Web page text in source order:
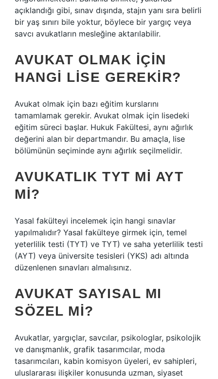
açıklandığı gibi, sınav dışında, stajın yanı sıra belirli
bir yaş sınırı bile yoktur, böylece bir yargıç veya
savcı avukatların mesleğine aktarılabilir.
AVUKAT OLMAK IÇIN
HANGI LISE GEREKIR?
Avukat olmak için bazı eğitim kurslarını
tamamlamak gerekir. Avukat olmak için lisedeki
eğitim süreci başlar. Hukuk Fakültesi, aynı ağırlık
değerini alan bir departmandır. Bu amaçla, lise
bölümünün seçiminde aynı ağırlık seçilmelidir.
AVUKATLIK TYT MI AYT
MI?
Yasal fakülteyi incelemek için hangi sınavlar
yapılmalıdır? Yasal fakülteye girmek için, temel
yeterlilik testi (TYT) ve TYT) ve saha yeterlilik testi
(AYT) veya üniversite tesisleri (YKS) adı altında
düzenlenen sınavları almalısınız.
AVUKAT SAYISAL MI
SÖZEL MI?
Avukatlar, yargıçlar, savcılar, psikologlar, psikolojik
ve danışmanlık, grafik tasarımcılar, moda
tasarımcıları, kabin komisyon üyeleri, ev sahipleri,
uluslararası ilişkiler konusunda uzman, siyaset